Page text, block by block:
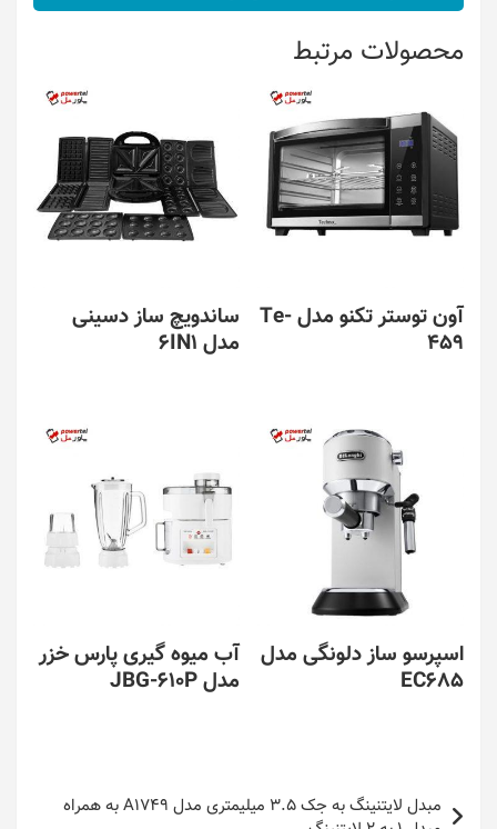
محصولات مرتبط
آون توستر تکنو مدل Te-
459
ساندویچ ساز دسینی
مدل 6IN1
اسپرسو ساز دلونگی مدل
EC685
آب میوه گیری پارس خزر
مدل JBG-610P
راهبری
مبدل لایتنینگ به جک 3.5 میلیمتری مدل A1749 به همراه